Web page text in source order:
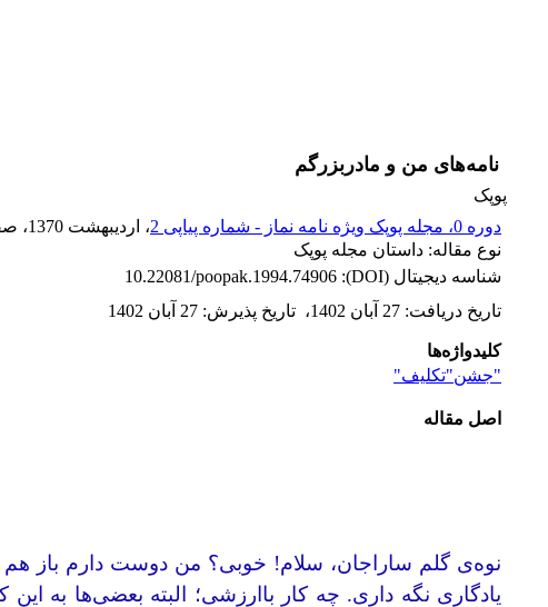
نامه‌های من و مادربزرگم
پوپک
دوره 0، مجله پوپک ویژه نامه نماز - شماره پیاپی 2
، اردیبهشت 1370 ،
نوع مقاله: داستان مجله پوپک
شناسه دیجیتال (DOI):
10.22081/poopak.1994.74906
تاریخ دریافت: 27 آبان 1402 ، تاریخ پذیرش: 27 آبان 1402
کلیدواژه‌ها
"جشن"تکلیف‌"
اصل مقاله
نوه‌ی گلم ساراجان، سلام! خوبی؟ من دوست دارم باز
یادگاری نگه ‌داری. چه کار باارزشی؛ البته بعضی‌ها به